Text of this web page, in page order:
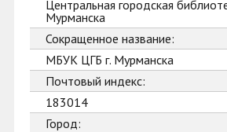
Центральная городская
Мурманска
Сокращенное название:
МБУК ЦГБ г. Мурманска
Почтовый индекс:
183014
Город: